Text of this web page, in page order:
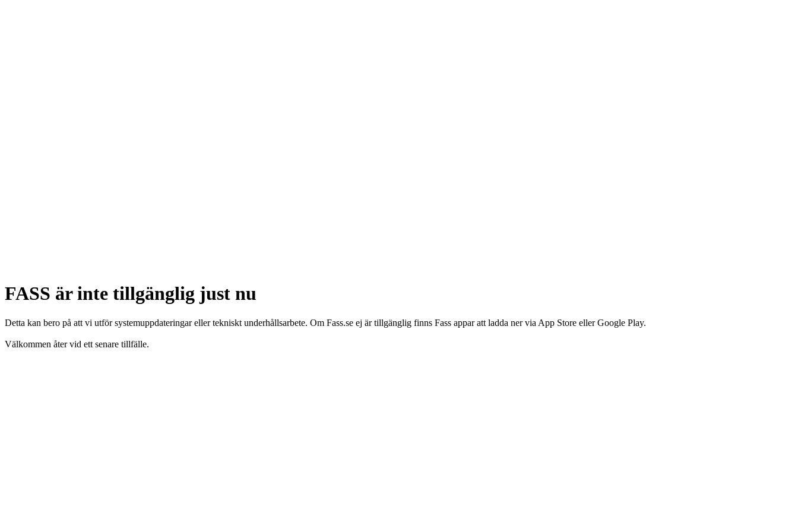
FASS är inte tillgänglig just nu
Detta kan bero på att vi utför systemuppdateringar eller tekniskt underhållsarbete. Om Fass.se ej är tillgänglig finns Fass appar att ladda ner via App Store eller Google Play.
Välkommen åter vid ett senare tillfälle.